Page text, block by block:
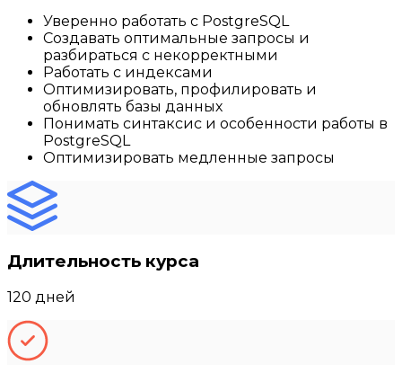
Уверенно работать с PostgreSQL
Создавать оптимальные запросы и
разбираться с некорректными
Работать с индексами
Оптимизировать, профилировать и
обновлять базы данных
Понимать синтаксис и особенности работы в
PostgreSQL
Оптимизировать медленные запросы
Длительность курса
120 дней